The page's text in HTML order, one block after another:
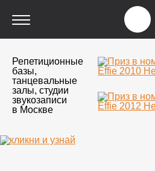
Репетиционные
базы,
танцевальные
залы, студии
звукозаписи
в Москве